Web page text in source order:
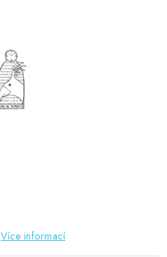
Více informací